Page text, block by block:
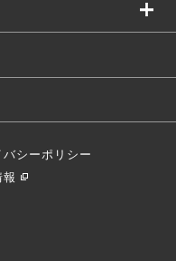
バシーポリシー
報